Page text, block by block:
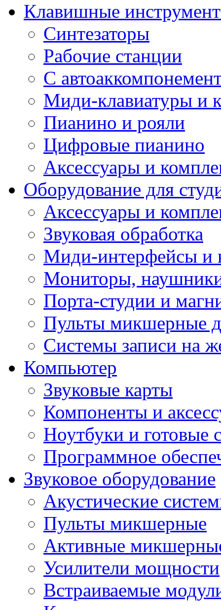
Клавишные
Синтезаторы
Рабочие станции
С
Миди-клавиатуры и
Пианино и рояли
Цифровые пианино
Аксессуары и
Оборудование для
Аксессуары и
Звуковая обработка
Миди-интерфейсы и
Мониторы,
Порта-студии и
Пульты микшерные
Системы записи на
Компьютер
Звуковые карты
Компоненты и
Ноутбуки и готовые
Программное
Звуковое оборудование
Акустические
Пульты микшерные
Активные
Усилители мощности
Встраиваемые